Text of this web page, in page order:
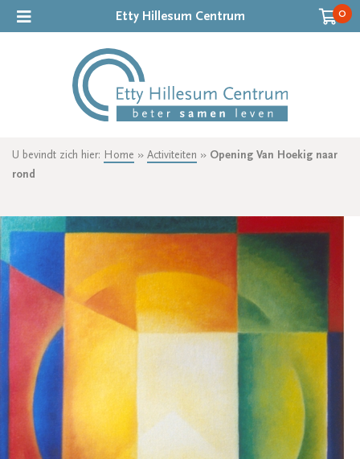
Etty Hillesum Centrum 0
U bevindt zich hier: Home » Activiteiten » Opening Van Hoekig naar
rond